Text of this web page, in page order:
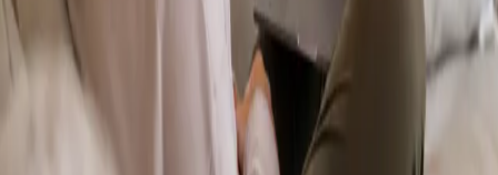
Más información Dermatología Especialista
Reservar cita
Specialist
Psicología Clínica